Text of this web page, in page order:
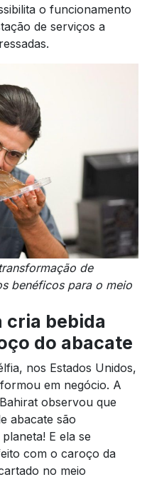
o funcionamento
de serviços a
de
benéficos para o meio
cria bebida
do abacate
nos Estados Unidos,
em negócio. A
observou que
abacate são
E ela se
com o caroço da
no meio